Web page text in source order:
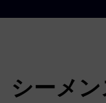
シーメ